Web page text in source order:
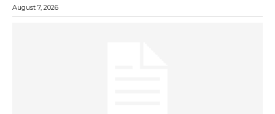
August 7, 2026